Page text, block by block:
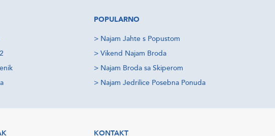
POPULARNO
> Najam Jahte s Popustom
> Vikend Najam Broda
> Najam Broda sa Skiperom
> Najam Jedrilice Posebna Ponuda
KONTAKT